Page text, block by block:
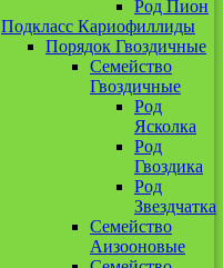
Род Пион
Подкласс Кариофиллиды
Порядок Гвоздичные
Семейство
Гвоздичные
Род
Ясколка
Род
Гвоздика
Род
Звездчатка
Семейство
Аизооновые